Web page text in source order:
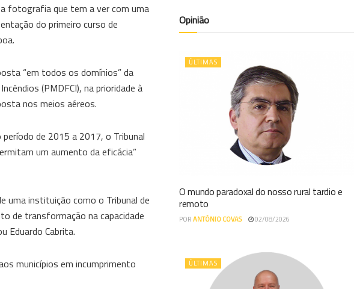
fotografia que tem a ver com uma
do primeiro curso de
“em todos os domínios” da
(PMDFCI), na prioridade à
nos meios aéreos.
de 2015 a 2017, o Tribunal
um aumento da eficácia”
uma instituição como o Tribunal de
de transformação na capacidade
Eduardo Cabrita.
municípios em incumprimento
Opinião
ÚLTIMAS
O mundo paradoxal do nosso rural tardio e
remoto
PORANTÓNIO COVAS 02/08/2026
ÚLTIMAS